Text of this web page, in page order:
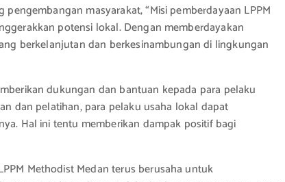
masyarakat, “Misi pemberdayaan LPPM
potensi lokal. Dengan memberdayakan
berkelanjutan dan berkesinambungan di lingkungan
dukungan dan bantuan kepada para pelaku
dan pelatihan, para pelaku usaha lokal dapat
Hal ini tentu memberikan dampak positif bagi
Methodist Medan terus berusaha untuk